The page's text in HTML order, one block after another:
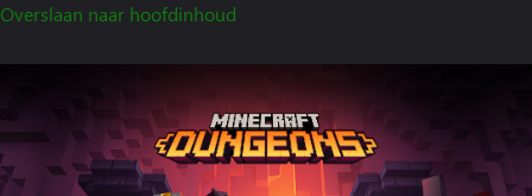
Overslaan naar hoofdinhoud